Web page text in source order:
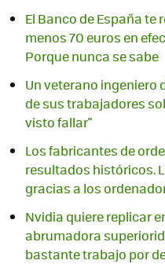
El Banco de España
menos 70 euros en
Porque nunca se sabe
Un veterano ingeniero
de sus trabajadores
visto fallar"
Los fabricantes de
resultados históricos.
gracias a los
Nvidia quiere replicar
abrumadora
bastante trabajo por